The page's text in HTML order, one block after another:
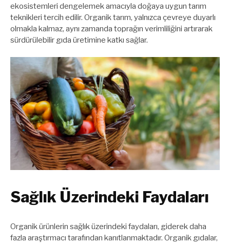
ekosistemleri dengelemek amacıyla doğaya uygun tarım
teknikleri tercih edilir. Organik tarım, yalnızca çevreye duyarlı
olmakla kalmaz, aynı zamanda toprağın verimliliğini artırarak
sürdürülebilir gıda üretimine katkı sağlar.
Sağlık Üzerindeki Faydaları
Organik ürünlerin sağlık üzerindeki faydaları, giderek daha
fazla araştırmacı tarafından kanıtlanmaktadır. Organik gıdalar,